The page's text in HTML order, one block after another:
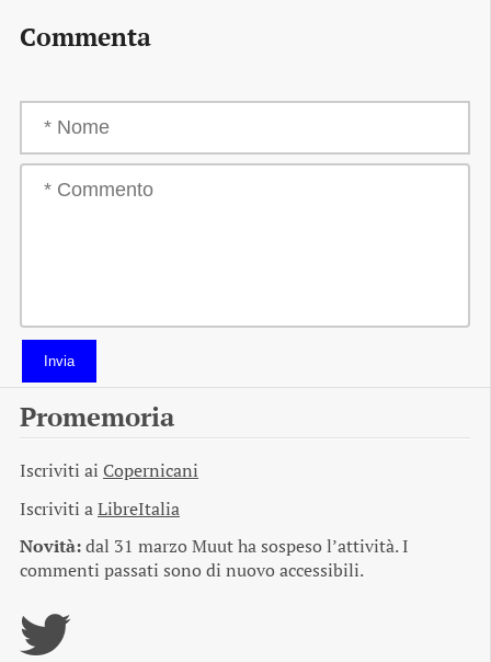
Commenta
Invia
Promemoria
Iscriviti ai Copernicani
Iscriviti aLibreItalia
Novità:dal 31 marzo Muut ha sospeso l’attività. I
commenti passati sono di nuovo accessibili.